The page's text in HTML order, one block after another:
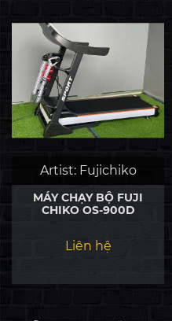
Artist: Fujichiko
MÁY CHẠY BỘ FUJI
CHIKO OS-900D
Liên hệ